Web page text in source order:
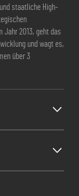
staatliche High-
Jahr 2013, geht das
und wagt es,
über 3